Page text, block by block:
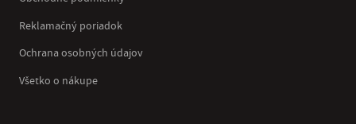
Reklamačný poriadok
Ochrana osobných údajov
Všetko o nákupe